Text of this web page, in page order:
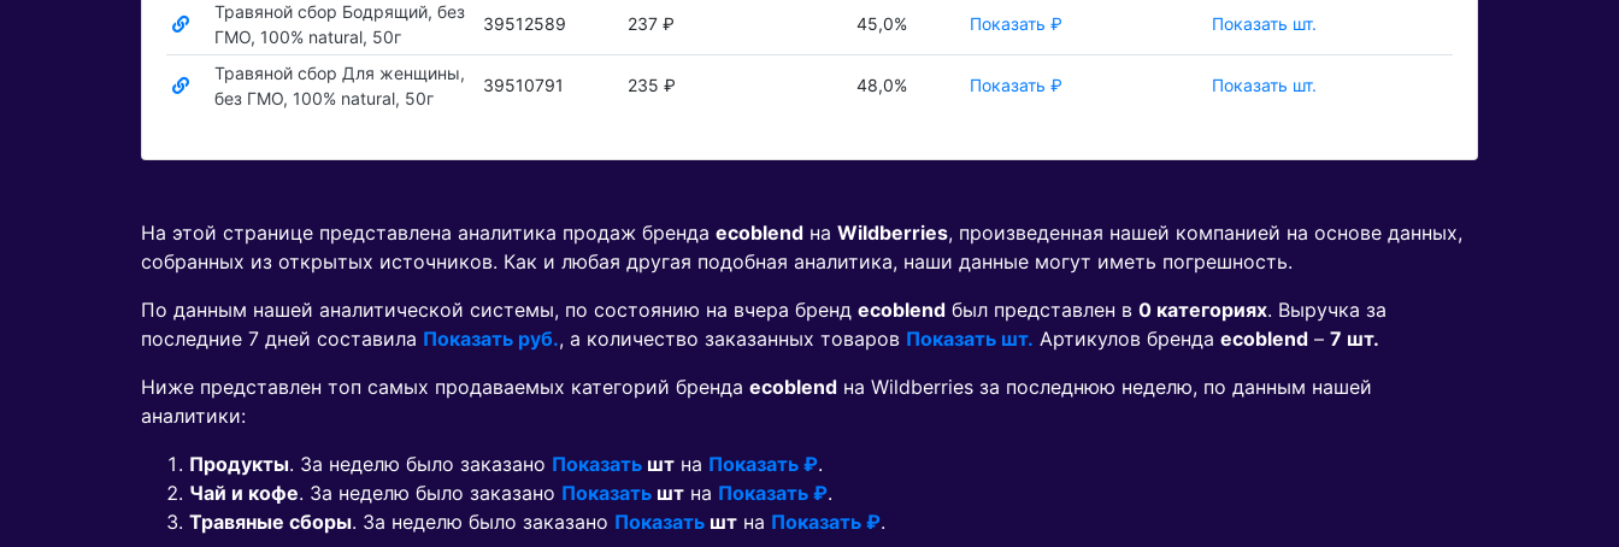
Травяной сбор Бодрящий, без
ГМО, 100% natural, 50г
39512589 237 ₽ 45,0% Показать ₽ Показать шт.
Травяной сбор Для женщины,
без ГМО, 100% natural, 50г
39510791 235 ₽ 48,0% Показать ₽ Показать шт.
На этой странице представлена аналитика продаж бренда ecoblend на Wildberries, произведенная нашей компанией на основе данных,
собранных из открытых источников. Как и любая другая подобная аналитика, наши данные могут иметь погрешность.
По данным нашей аналитической системы, по состоянию на вчера бренд ecoblend был представлен в 0 категориях. Выручка за
последние 7 дней составила Показать руб., а количество заказанных товаров Показать шт. Артикулов бренда ecoblend – 7 шт.
Ниже представлен топ самых продаваемых категорий бренда ecoblend на Wildberries за последнюю неделю, по данным нашей
аналитики:
Продукты. За неделю было заказано Показать шт на Показать ₽.
Чай и кофе. За неделю было заказано Показать шт на Показать ₽.
Травяные сборы. За неделю было заказано Показать шт на Показать ₽.